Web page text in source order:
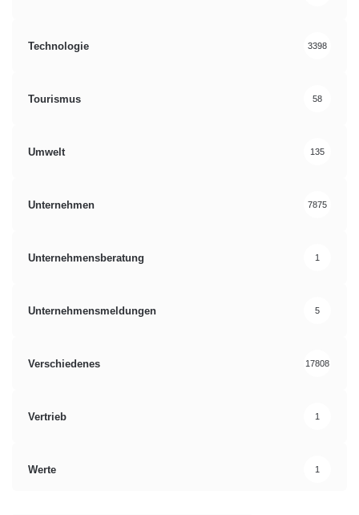
Technologie 3398
Tourismus 58
Umwelt 135
Unternehmen 7875
Unternehmensberatung 1
Unternehmensmeldungen 5
Verschiedenes 17808
Vertrieb 1
Werte 1